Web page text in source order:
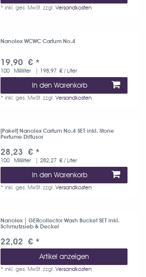
*inkl. ges. MwSt. zzgl.Versandkosten
Nanolex WCWC Carfum No.4
19,90 € *
100 Milliliter | 198,97 € / Liter
In den Warenkorb
*inkl. ges. MwSt. zzgl.Versandkosten
[Paket] Nanolex Carfum No.4 SET inkl. Stone
Perfume Diffusor
28,23 € *
100 Milliliter | 282,27 € / Liter
In den Warenkorb
*inkl. ges. MwSt. zzgl.Versandkosten
Nanolex | GERcollector Wash Bucket SET inkl.
Schmutzsieb & Deckel
22,02 € *
Artikel anzeigen
*inkl. ges. MwSt. zzgl.Versandkosten